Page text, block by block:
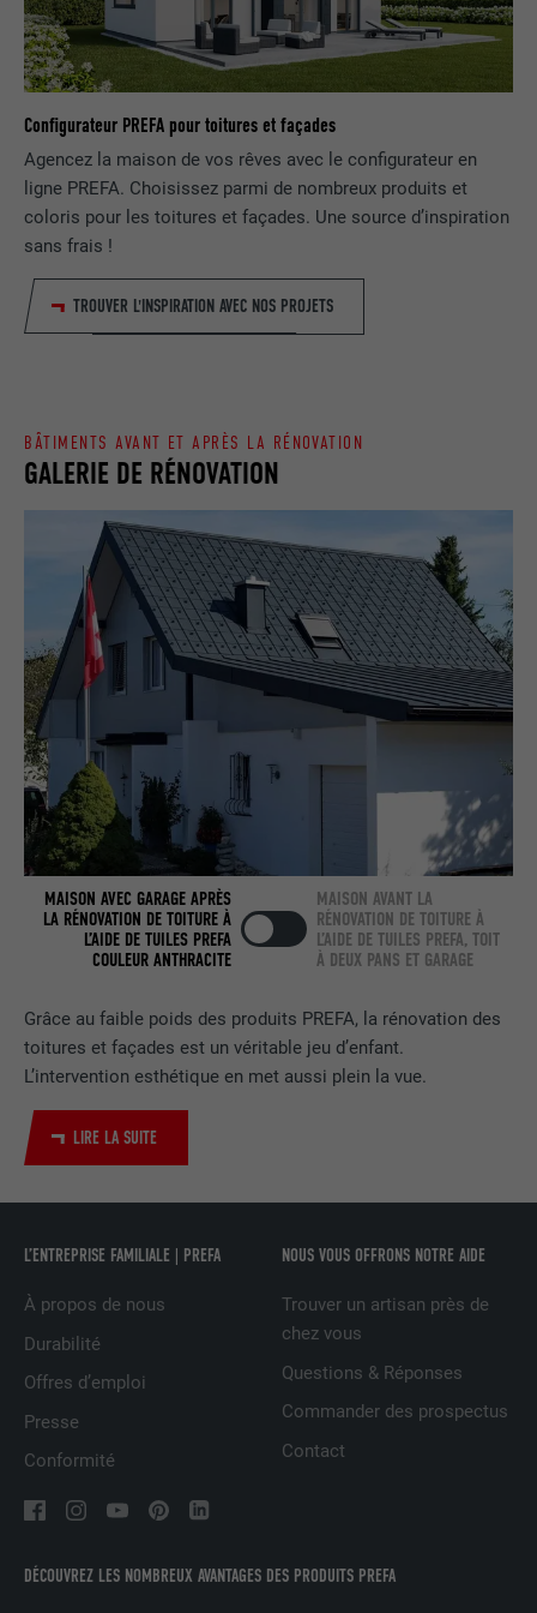
Configurateur PREFA pour toitures et façades
Agencez la maison de vos rêves avec le configurateur en
ligne PREFA. Choisissez parmi de nombreux produits et
coloris pour les toitures et façades. Une source d’inspiration
sans frais !
TROUVER L'INSPIRATION AVEC NOS PROJETS
Grâce au faible poids des produits PREFA, la rénovation des
toitures et façades est un véritable jeu d’enfant.
L’intervention esthétique en met aussi plein la vue.
LIRE LA SUITE
GALERIE DE RÉNOVATION
BÂTIMENTS AVANT ET APRÈS LA RÉNOVATION
MAISON AVEC GARAGE APRÈS
LA RÉNOVATION DE TOITURE À
L’AIDE DE TUILES PREFA
COULEUR ANTHRACITE
MAISON AVANT LA
RÉNOVATION DE TOITURE À
L’AIDE DE TUILES PREFA, TOIT
À DEUX PANS ET GARAGE
DÉCOUVREZ LES NOMBREUX AVANTAGES DES PRODUITS PREFA
L’ENTREPRISE FAMILIALE | PREFA
À propos de nous
Durabilité
Offres d’emploi
Presse
Conformité
NOUS VOUS OFFRONS NOTRE AIDE
Trouver un artisan près de
chez vous
Questions & Réponses
Commander des prospectus
Contact
EXPIRATION 1 jour
UTILITÉ
Enregistre un identifiant unique utilisé
sur la manière dont l'utilisateur utilise le
site Internet.
NOM
FOURNISSEUR Google Optimize
UTILITÉ
autorise l'utilisation de cookies. Ne
contient aucun élément d'identification.
NOM lang
FOURNISSEUR ads.linkedin.com
EXPIRATION Session
UTILITÉ
Enregistre la langue choisie par
NOM lang
EXPIRATION Session
UTILITÉ
nous » intégrée.
NOM bcookie
FOURNISSEUR LinkedIn
EXPIRATION 2 ans
UTILITÉ
Utilisé par le service de réseau social
LinkedIn pour suivre l'utilisation de
services intégrés.
NOM bscookie
EXPIRATION
UTILITÉ
Utilisé par le service de réseau social
EXPIRATION
UTILITÉ
Est utilisé pour suivre l'utilisateur sur
plusieurs sites Internet afin d'afficher de